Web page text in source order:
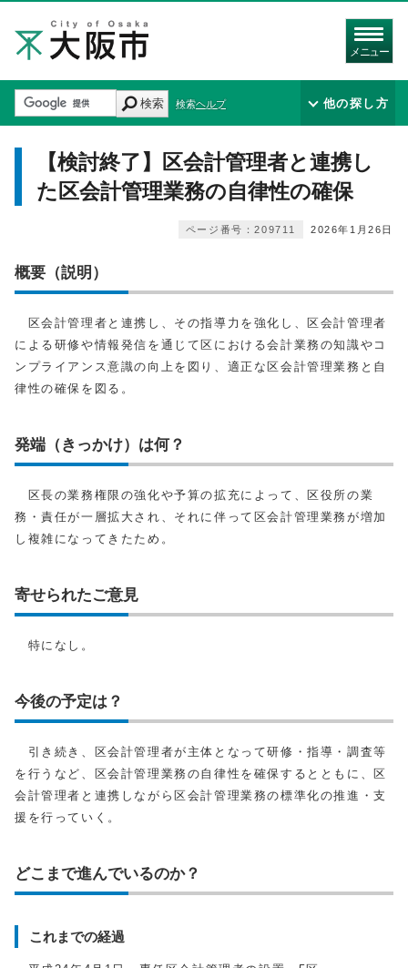
メニュー
検索 検索ヘルプ 他の探し方
【検討終了】区会計管理者と連携し
た区会計管理業務の自律性の確保
2026年1月26日
ページ番号：209711
概要（説明）
区会計管理者と連携し、その指導力を強化し、区会計管理者
による研修や情報発信を通じて区における会計業務の知識やコ
ンプライアンス意識の向上を図り、適正な区会計管理業務と自
律性の確保を図る。
発端（きっかけ）は何？
区長の業務権限の強化や予算の拡充によって、区役所の業
務・責任が一層拡大され、それに伴って区会計管理業務が増加
し複雑になってきたため。
寄せられたご意見
特になし。
今後の予定は？
引き続き、区会計管理者が主体となって研修・指導・調査等
を行うなど、区会計管理業務の自律性を確保するとともに、区
会計管理者と連携しながら区会計管理業務の標準化の推進・支
援を行っていく。
どこまで進んでいるのか？
これまでの経過